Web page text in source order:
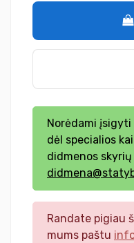
Norėdami įsigyti
dėl specialios
didmenos
Randate pigiau
mums paštu